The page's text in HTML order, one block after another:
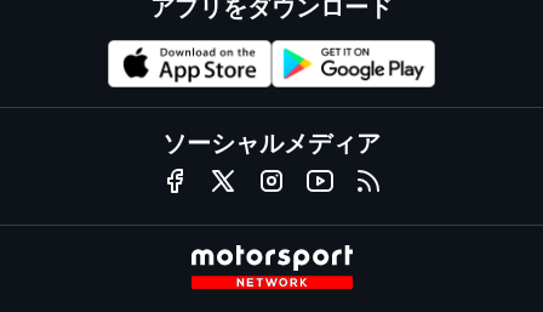
アプリをダウンロード
ソーシャルメディア